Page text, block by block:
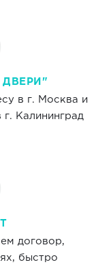
в г. Москва и
Калининград
договор,
быстро